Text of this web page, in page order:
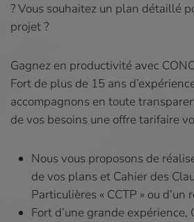
? Vous souhaitez un plan détaillé
projet ?
Gagnez en productivité avec
Fort de plus de 15 ans
accompagnons en toute
de vos besoins une offre tarifaire
Nous vous proposons de
de vos plans et Cahier des
Particulières « CCTP » ou d’un
Fort d’une grande expérience,